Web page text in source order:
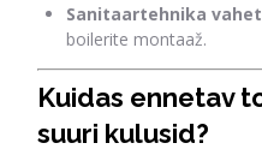
Sanitaartehnika
boilerite montaaž.
Kuidas ennetav
suuri kulusid?